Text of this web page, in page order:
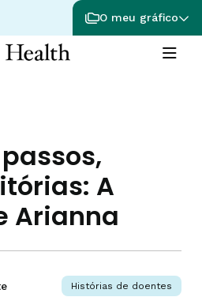
O meu gráfico
A
Arianna
Histórias de doentes